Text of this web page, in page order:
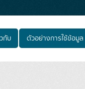
กับ ตัวอย่างการใช้ข้อมูล